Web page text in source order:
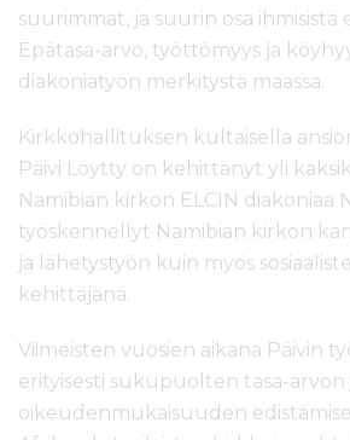
suurimmat, ja suurin osa ihmisistä
Epätasa-arvo, työttömyys ja
diakoniatyön merkitystä maassa.
Kirkkohallituksen kultaisella
Päivi Löytty on kehittänyt yli
Namibian kirkon ELCIN diakoniaa
työskennellyt Namibian kirkon
ja lähetystyön kuin myös
kehittäjänä.
Viimeisten vuosien aikana Päivin
erityisesti sukupuolten tasa-arvon
oikeudenmukaisuuden